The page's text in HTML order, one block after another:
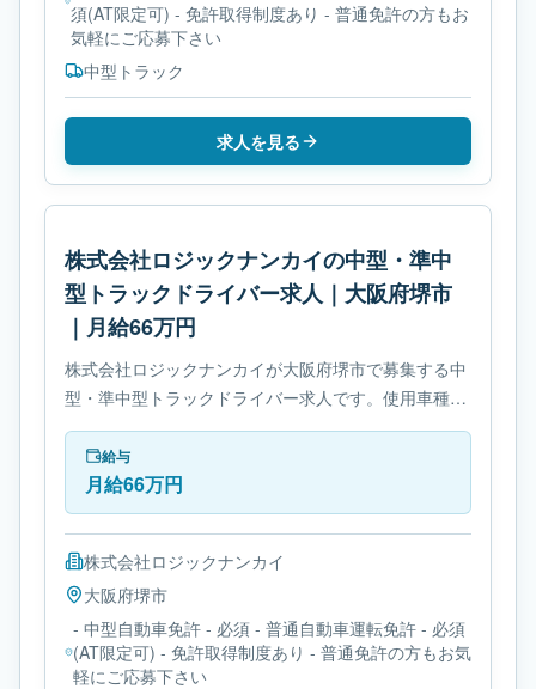
須(AT限定可) - 免許取得制度あり - 普通免許の方もお
気軽にご応募下さい
中型トラック
求人を見る
株式会社ロジックナンカイの中型・準中
型トラックドライバー求人｜大阪府堺市
｜月給66万円
株式会社ロジックナンカイが大阪府堺市で募集する中
型・準中型トラックドライバー求人です。使用車種は
中型トラックです。勤務時間は- 変形労働時間制で
す。必要免許は- 中型自動車免許です。
給与
月給66万円
株式会社ロジックナンカイ
大阪府堺市
- 中型自動車免許 - 必須 - 普通自動車運転免許 - 必須
(AT限定可) - 免許取得制度あり - 普通免許の方もお気
軽にご応募下さい